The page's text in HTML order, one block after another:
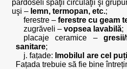
pardoseli spaţii circulaţii şi
uşi – lemn, termopan, etc.;
ferestre – ferestre cu geam
zugrăveli – vopsea lavabilă;
placaje ceramice –
sanitare;
j. fațade: Imobilul are cel
Fațada trebuie să fie bine